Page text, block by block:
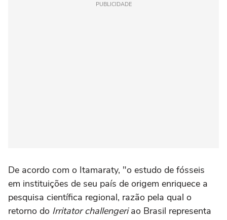
PUBLICIDADE
De acordo com o Itamaraty, "o estudo de fósseis
em instituições de seu país de origem enriquece a
pesquisa científica regional, razão pela qual o
retorno do Irritator challengeriao Brasil representa